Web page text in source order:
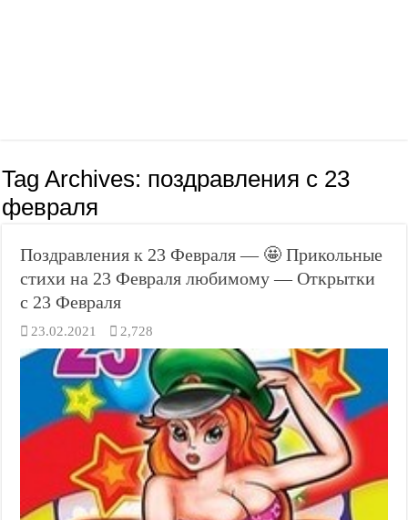
Tag Archives: поздравления с 23
февраля
Поздравления к 23 Февраля — 🤩 Прикольные
стихи на 23 Февраля любимому — Открытки
с 23 Февраля
23.02.2021 2,728